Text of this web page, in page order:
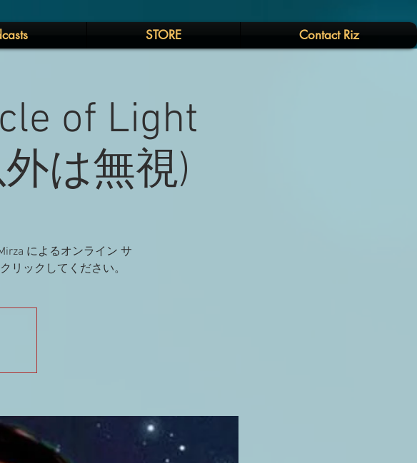
STORE Contact Riz
of Light
は無視)
によるオンライン サ
リックしてください。